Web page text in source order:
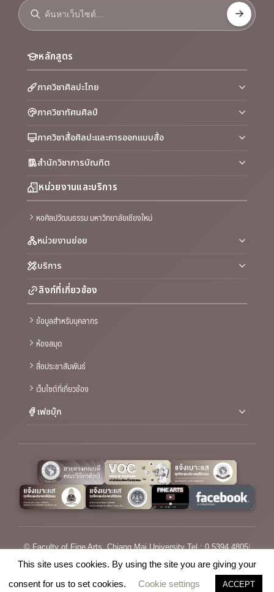
หลักสูตร
ภาควิชาศิลปะไทย
ภาควิชาทัศนศิลป์
ภาควิชาสื่อศิลปะและการออกแบบสื่อ
สำนักวิชาการบัณฑิต
หน่วยงานและบริการ
หอศิลปวัฒนธรรม มหาวิทยาลัยเชียงใหม่
หน่วยงานย่อย
บริการ
ลิงก์ที่เกี่ยวข้อง
ข้อมูลสำหรับบุคลากร
ห้องสมุด
สื่อประชาสัมพันธ์
เว็บไซต์ที่เกี่ยวข้อง
เฟซบุ๊ก
© Faculty of Fine Arts, Chiang Mai University·Tel : 0 5394 4805
Email :
saraban_fofa@cmu.ac.th
This site uses cookies. By using the site you are giving your
consent for us to set cookies.
Cookie settings ACCEPT